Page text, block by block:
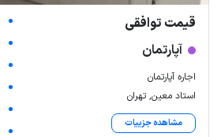
قیمت توافقی
آپارتمان
اجاره آپارتمان
استاد معین, تهران
مشاهده جزییات